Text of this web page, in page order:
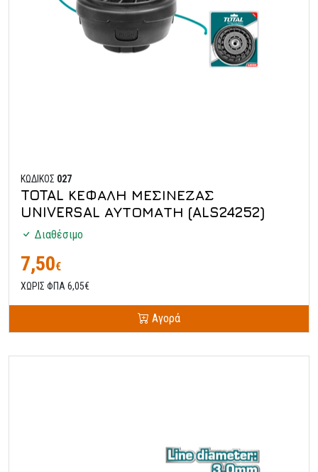
ΚΩΔΙΚΟΣ 027
TOTAL ΚΕΦΑΛΗ ΜΕΣΙΝΕΖΑΣ
UNIVERSAL ΑΥΤΟΜΑΤΗ (ALS24252)
Διαθέσιμο
7,50€
ΧΩΡΙΣ ΦΠΑ 6,05€
Αγορά